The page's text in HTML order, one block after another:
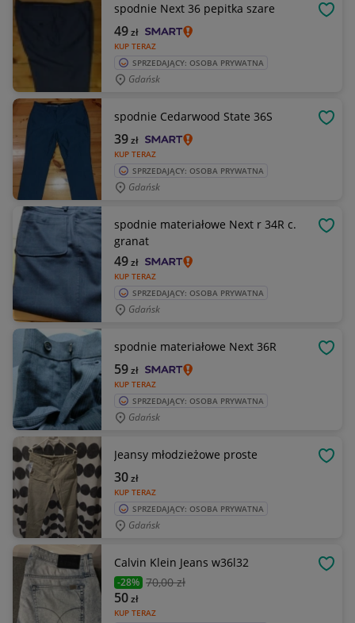
spodnie Next 36 pepitka szare
KUP TERAZ
49zł
SPRZEDAJĄCY: OSOBA PRYWATNA
Gdańsk
spodnie Cedarwood State 36S
KUP TERAZ
39zł
SPRZEDAJĄCY: OSOBA PRYWATNA
Gdańsk
spodnie materiałowe Next r 34R c.
granat
KUP TERAZ
49zł
SPRZEDAJĄCY: OSOBA PRYWATNA
Gdańsk
spodnie materiałowe Next 36R
KUP TERAZ
59zł
SPRZEDAJĄCY: OSOBA PRYWATNA
Gdańsk
Jeansy młodzieżowe proste
KUP TERAZ
30zł
SPRZEDAJĄCY: OSOBA PRYWATNA
Gdańsk
Calvin Klein Jeans w36l32
-28% 70,00 zł
KUP TERAZ
50zł